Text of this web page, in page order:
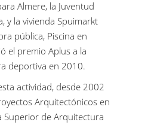
Almere, la Juventud
y la vivienda Spuimarkt
pública, Piscina en
el premio Aplus a la
deportiva en 2010.
actividad, desde 2002
Arquitectónicos en
Superior de Arquitectura